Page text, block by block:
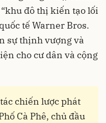
đô thị kiến tạo lối
tế Warner Bros.
sự thịnh vượng và
cho cư dân và cộng
chiến lược phát
Cà Phê, chủ đầu